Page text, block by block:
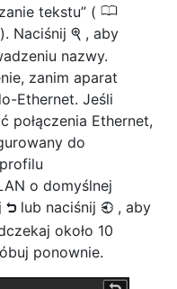
tekstu” ( 0
). Naciśnij X , aby
nazwy.
zanim aparat
Ethernet. Jeśli
połączenia Ethernet,
do
o domyślnej
Z lub naciśnij 4 , aby
około 10
ponownie.